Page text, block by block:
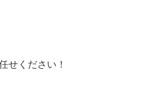
せください！